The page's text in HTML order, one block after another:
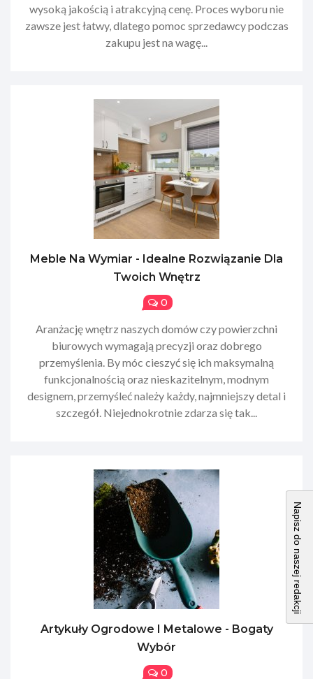
wysoką jakością i atrakcyjną cenę. Proces wyboru nie
zawsze jest łatwy, dlatego pomoc sprzedawcy podczas
zakupu jest na wagę...
Meble Na Wymiar - Idealne Rozwiązanie Dla
Twoich Wnętrz
0
Aranżację wnętrz naszych domów czy powierzchni
biurowych wymagają precyzji oraz dobrego
przemyślenia. By móc cieszyć się ich maksymalną
funkcjonalnością oraz nieskazitelnym, modnym
designem, przemyśleć należy każdy, najmniejszy detal i
szczegół. Niejednokrotnie zdarza się tak...
Artykuły Ogrodowe I Metalowe - Bogaty
Wybór
0
Napisz do naszej redakcji